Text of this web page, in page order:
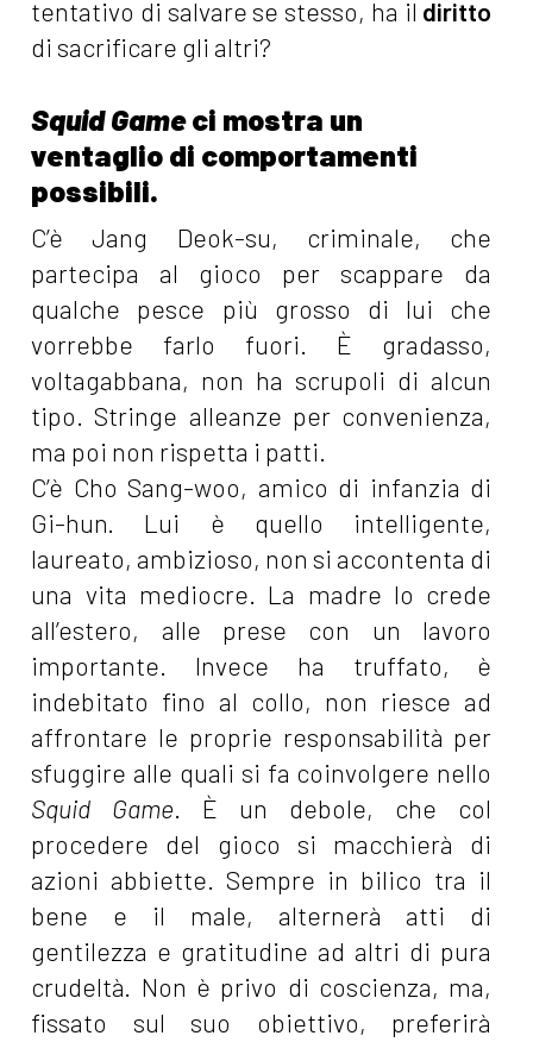
tentativo di salvare se stesso, ha il diritto
di sacrificare gli altri?
Squid Gameci mostra un
ventaglio di comportamenti
possibili.
C’è Jang Deok-su, criminale, che
partecipa al gioco per scappare da
qualche pesce più grosso di lui che
vorrebbe farlo fuori. È gradasso,
voltagabbana, non ha scrupoli di alcun
tipo. Stringe alleanze per convenienza,
ma poi non rispetta i patti.
C’è Cho Sang-woo, amico di infanzia di
Gi-hun. Lui è quello intelligente,
laureato, ambizioso, non si accontenta di
una vita mediocre. La madre lo crede
all’estero, alle prese con un lavoro
importante. Invece ha truffato, è
indebitato fino al collo, non riesce ad
affrontare le proprie responsabilità per
sfuggire alle quali si fa coinvolgere nello
Squid Game. È un debole, che col
procedere del gioco si macchierà di
azioni abbiette. Sempre in bilico tra il
bene e il male, alternerà atti di
gentilezza e gratitudine ad altri di pura
crudeltà. Non è privo di coscienza, ma,
fissato sul suo obiettivo, preferirà